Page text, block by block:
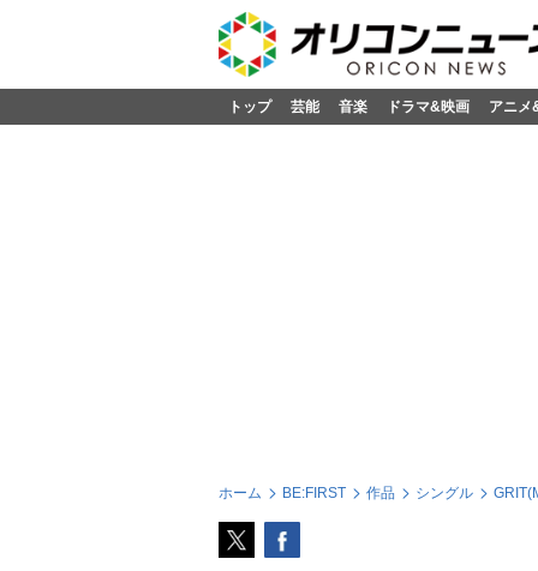
トップ 芸能 音楽 ドラマ&映画 アニメ
ホーム BE:FIRST 作品 シングル